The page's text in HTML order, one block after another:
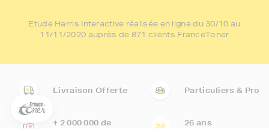
Etude Harris Interactive réalisée en ligne du 30/10 au
11/11/2020 auprès de 871 clients FranceToner
Livraison Offerte Particuliers & Pro
+ 2 000 000 de
26 ans
5€ offerts sur votre 1ère
Inscrivez-vous à notre newsletter, suivez notre actualité et
commande * !